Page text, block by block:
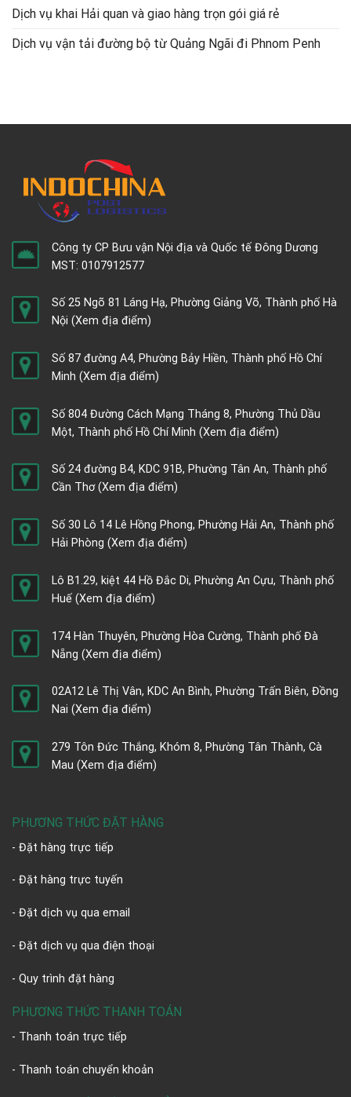
Dịch vụ khai Hải quan và giao hàng trọn gói giá rẻ
Dịch vụ vận tải đường bộ từ Quảng Ngãi đi Phnom Penh
Công ty CP Bưu vận Nội địa và Quốc tế Đông Dương
MST: 0107912577
Số 25 Ngõ 81 Láng Hạ, Phường Giảng Võ, Thành phố Hà
Nội (Xem địa điểm)
Số 87 đường A4, Phường Bảy Hiền, Thành phố Hồ Chí
Minh (Xem địa điểm)
Số 804 Đường Cách Mạng Tháng 8, Phường Thủ Dầu
Một, Thành phố Hồ Chí Minh (Xem địa điểm)
Số 24 đường B4, KDC 91B, Phường Tân An, Thành phố
Cần Thơ(Xem địa điểm)
Số 30 Lô 14 Lê Hồng Phong, Phường Hải An, Thành phố
Hải Phòng (Xem địa điểm)
Lô B1.29, kiệt 44 Hồ Đắc Di, Phường An Cựu, Thành phố
Huế (Xem địa điểm)
174 Hàn Thuyên, Phường Hòa Cường, Thành phố Đà
Nẵng (Xem địa điểm)
02A12 Lê Thị Vân, KDC An Bình, Phường Trấn Biên, Đồng
Nai (Xem địa điểm)
279 Tôn Đức Thắng, Khóm 8, Phường Tân Thành, Cà
Mau (Xem địa điểm)
PHƯƠNG THỨC ĐẶT HÀNG
- Đặt hàng trực tiếp
- Đặt hàng trực tuyến
- Đặt dịch vụ qua email
- Đặt dịch vụ qua điện thoại
- Quy trình đặt hàng
PHƯƠNG THỨC THANH TOÁN
- Thanh toán trực tiếp
- Thanh toán chuyển khoản